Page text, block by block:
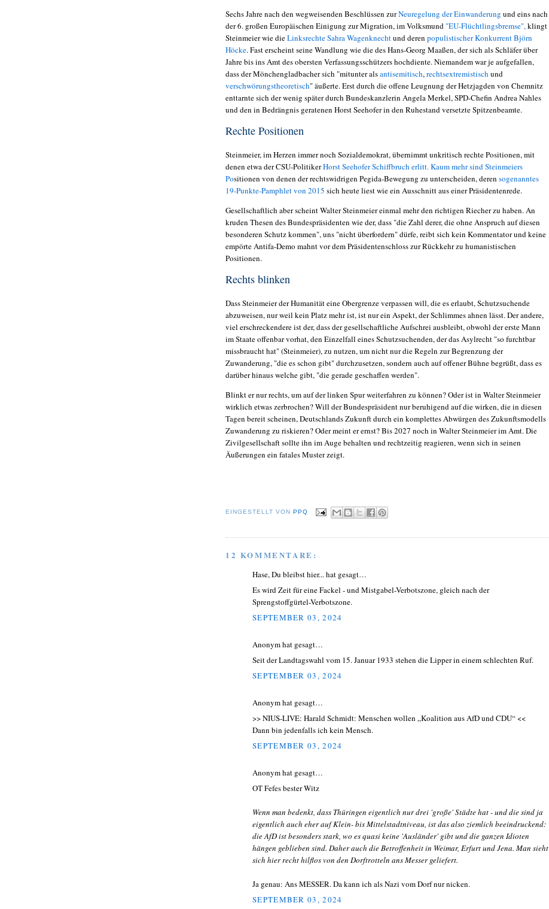
Sechs Jahre nach den wegweisenden Beschlüssen zurNeuregelung der Einwanderung und eins nach
der 6. großen Europäischen Einigung zur Migration, im Volksmund "EU-Flüchtlingsbremse", klingt
Steinmeier wie dieLinksrechte Sahra Wagenknechtund deren populistischer Konkurrent Björn
Höcke. Fast erscheint seine Wandlung wie die des Hans-Georg Maaßen, der sich als Schläfer über
Jahre bis ins Amt des obersten Verfassungsschützers hochdiente. Niemandem war je aufgefallen,
dass der Mönchengladbacher sich "mitunter alsantisemitisch, rechtsextremistisch und
verschwörungstheoretisch" äußerte. Erst durch die offene Leugnung der Hetzjagden von Chemnitz
enttarnte sich der wenig später durch Bundeskanzlerin Angela Merkel, SPD-Chefin Andrea Nahles
und den in Bedrängnis geratenen Horst Seehofer in den Ruhestand versetzte Spitzenbeamte.
Rechte Positionen
Steinmeier, im Herzen immer noch Sozialdemokrat, übernimmt unkritisch rechte Positionen, mit
denen etwa der CSU-PolitikerHorst Seehofer Schiffbruch erlitt. Kaum mehr sind Steinmeiers
Positionen von denen der rechtswidrigen Pegida-Bewegung zu unterscheiden, deren sogenanntes
19-Punkte-Pamphlet von 2015 sich heute liest wie ein Ausschnitt aus einer Präsidentenrede.
Gesellschaftlich aber scheint Walter Steinmeier einmal mehr den richtigen Riecher zu haben. An
kruden Thesen des Bundespräsidenten wie der, dass "die Zahl derer, die ohne Anspruch auf diesen
besonderen Schutz kommen", uns "nicht überfordern" dürfe, reibt sich kein Kommentator und keine
empörte Antifa-Demo mahnt vor dem Präsidentenschloss zur Rückkehr zu humanistischen
Positionen.
Rechts blinken
Dass Steinmeier der Humanität eine Obergrenze verpassen will, die es erlaubt, Schutzsuchende
abzuweisen, nur weil kein Platz mehr ist, ist nur ein Aspekt, der Schlimmes ahnen lässt. Der andere,
viel erschreckendere ist der, dass der gesellschaftliche Aufschrei ausbleibt, obwohl der erste Mann
im Staate offenbar vorhat, den Einzelfall eines Schutzsuchenden, der das Asylrecht "so furchtbar
missbraucht hat" (Steinmeier), zu nutzen, um nicht nur die Regeln zur Begrenzung der
Zuwanderung, "die es schon gibt" durchzusetzen, sondern auch auf offener Bühne begrüßt, dass es
darüber hinaus welche gibt, "die gerade geschaffen werden".
Blinkt er nur rechts, um auf der linken Spur weiterfahren zu können? Oder ist in Walter Steinmeier
wirklich etwas zerbrochen? Will der Bundespräsident nur beruhigend auf die wirken, die in diesen
Tagen bereit scheinen, Deutschlands Zukunft durch ein komplettes Abwürgen des Zukunftsmodells
Zuwanderung zu riskieren? Oder meint er ernst? Bis 2027 noch in Walter Steinmeier im Amt. Die
Zivilgesellschaft sollte ihn im Auge behalten und rechtzeitig reagieren, wenn sich in seinen
Äußerungen ein fatales Muster zeigt.
EINGESTELLT VON PPQ
12 KOMMENTARE:
Hase, Du bleibst hier... hat gesagt…
Es wird Zeit für eine Fackel - und Mistgabel-Verbotszone, gleich nach der
Sprengstoffgürtel-Verbotszone.
SEPTEMBER 03, 2024
Anonym hat gesagt…
Seit der Landtagswahl vom 15. Januar 1933 stehen die Lipper in einem schlechten Ruf.
SEPTEMBER 03, 2024
Anonym hat gesagt…
>> NIUS-LIVE: Harald Schmidt: Menschen wollen „Koalition aus AfD und CDU“ <<
Dann bin jedenfalls ich kein Mensch.
SEPTEMBER 03, 2024
Anonym hat gesagt…
OT Fefes bester Witz
Wenn man bedenkt, dass Thüringen eigentlich nur drei 'große' Städte hat - und die sind ja
eigentlich auch eher auf Klein- bis Mittelstadtniveau, ist das also ziemlich beeindruckend:
die AfD ist besonders stark, wo es quasi keine 'Ausländer' gibt und die ganzen Idioten
hängen geblieben sind. Daher auch die Betroffenheit in Weimar, Erfurt und Jena. Man sieht
sich hier recht hilflos von den Dorftrotteln ans Messer geliefert.
Ja genau: Ans MESSER. Da kann ich als Nazi vom Dorf nur nicken.
SEPTEMBER 03, 2024